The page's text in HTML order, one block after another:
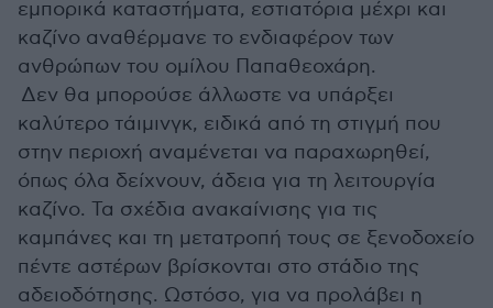
εμπορικά καταστήματα, εστιατόρια μέχρι και
καζίνο αναθέρμανε το ενδιαφέρον των
ανθρώπων του ομίλου Παπαθεοχάρη.
Δεν θα μπορούσε άλλωστε να υπάρξει
καλύτερο τάιμινγκ, ειδικά από τη στιγμή που
στην περιοχή αναμένεται να παραχωρηθεί,
όπως όλα δείχνουν, άδεια για τη λειτουργία
καζίνο. Τα σχέδια ανακαίνισης για τις
καμπάνες και τη μετατροπή τους σε ξενοδοχείο
πέντε αστέρων βρίσκονται στο στάδιο της
αδειοδότησης. Ωστόσο, για να προλάβει η